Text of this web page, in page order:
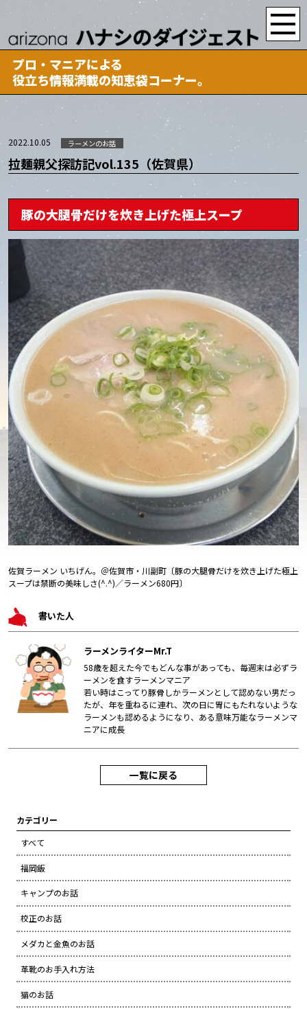
プロ・マニアによる
役立ち情報満載の知恵袋コーナー。
2022.10.05 ラーメンのお話
拉麺親父探訪記vol.135（佐賀県）
豚の大腿骨だけを炊き上げた極上スープ
佐賀ラーメン いちげん。＠佐賀市・川副町〔豚の大腿骨だけを炊き上げた極上
スープは禁断の美味しさ(^.^)／ラーメン680円〕
書いた人
ラーメンライターMr.T
58歳を超えた今でもどんな事があっても、毎週末は必ずラ
ーメンを食すラーメンマニア
若い時はこってり豚骨しかラーメンとして認めない男だっ
たが、年を重ねるに連れ、次の日に胃にもたれないような
ラーメンも認めるようになり、ある意味万能なラーメンマ
ニアに成長
一覧に戻る
カテゴリー
すべて
福岡飯
キャンプのお話
校正のお話
メダカと金魚のお話
革靴のお手入れ方法
猫のお話